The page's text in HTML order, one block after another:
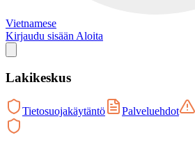
Vietnamese
Kirjaudu sisään Aloita
Lakikeskus
Tietosuojakäytäntö Palveluehdot